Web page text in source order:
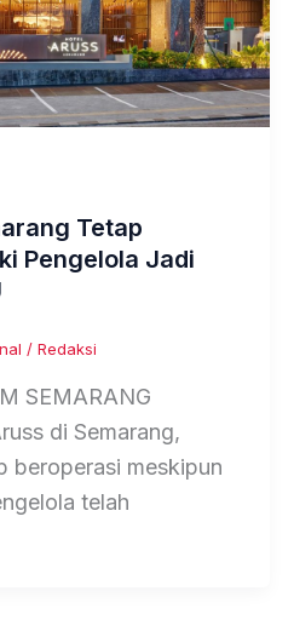
Tetap
Pengelola Jadi
/ Redaksi
SEMARANG
di Semarang,
beroperasi meskipun
telah